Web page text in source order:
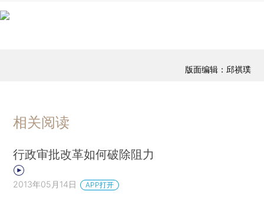
版面编辑：邱祺璞
相关阅读
行政审批改革如何破除阻力
2013年05月14日 APP打开